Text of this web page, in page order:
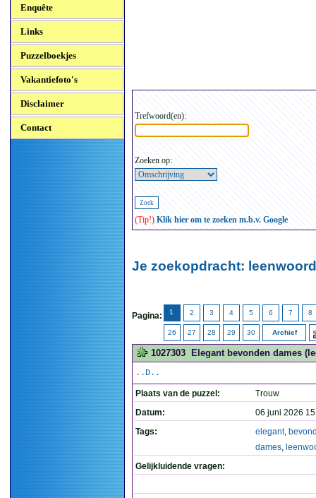
Enquête
Links
Puzzelboekjes
Vakantiefoto's
Disclaimer
Contact
Trefwoord(en):
Zoeken op:
(Tip!) Klik hier om te zoeken m.b.v. Google
Je zoekopdracht:
Pagina: 1 2 3 4 5 6 7 8
26 27 28 29 30 Archief
1027303 Elegant bevonden dames
..D..
Plaats van de puzzel:
Trouw
Datum:
06 juni 2026
Tags:
elegant,
dames,
Gelijkluidende vragen: